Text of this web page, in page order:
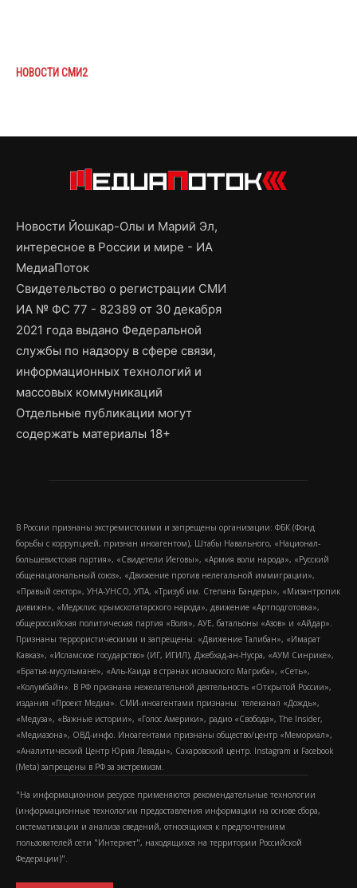
НОВОСТИ СМИ2
Новости Йошкар-Олы и Марий Эл,
интересное в России и мире - ИА
МедиаПоток
Свидетельство о регистрации СМИ
ИА № ФС 77 - 82389 от 30 декабря
2021 года выдано Федеральной
службы по надзору в сфере связи,
информационных технологий и
массовых коммуникаций
Отдельные публикации могут
содержать материалы 18+
В России признаны экстремистскими и запрещены организации: ФБК (Фонд
борьбы с коррупцией, признан иноагентом), Штабы Навального, «Национал-
большевистская партия», «Свидетели Иеговы», «Армия воли народа», «Русский
общенациональный союз», «Движение против нелегальной иммиграции»,
«Правый сектор», УНА-УНСО, УПА, «Тризуб им. Степана Бандеры», «Мизантропик
дивижн», «Меджлис крымскотатарского народа», движение «Артподготовка»,
общероссийская политическая партия «Воля», АУЕ, батальоны «Азов» и «Айдар».
Признаны террористическими и запрещены: «Движение Талибан», «Имарат
Кавказ», «Исламское государство» (ИГ, ИГИЛ), Джебхад-ан-Нусра, «АУМ Синрике»,
«Братья-мусульмане», «Аль-Каида в странах исламского Магриба», «Сеть»,
«Колумбайн». В РФ признана нежелательной деятельность «Открытой России»,
издания «Проект Медиа». СМИ-иноагентами признаны: телеканал «Дождь»,
«Медуза», «Важные истории», «Голос Америки», радио «Свобода», The Insider,
«Медиазона», ОВД-инфо. Иноагентами признаны общество/центр «Мемориал»,
«Аналитический Центр Юрия Левады», Сахаровский центр. Instagram и Facebook
(Metа) запрещены в РФ за экстремизм.
"На информационном ресурсе применяются рекомендательные технологии
(информационные технологии предоставления информации на основе сбора,
систематизации и анализа сведений, относящихся к предпочтениям
пользователей сети "Интернет", находящихся на территории Российской
Федерации)".